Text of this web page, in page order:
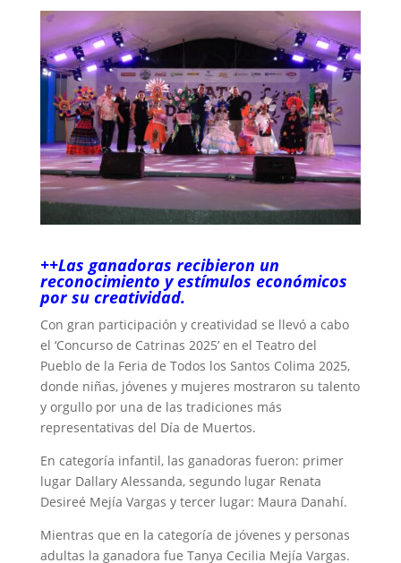
++Las ganadoras recibieron un
reconocimiento y estímulos económicos
por su creatividad.
Con gran participación y creatividad se llevó a cabo
el ‘Concurso de Catrinas 2025’ en el Teatro del
Pueblo de la Feria de Todos los Santos Colima 2025,
donde niñas, jóvenes y mujeres mostraron su talento
y orgullo por una de las tradiciones más
representativas del Día de Muertos.
En categoría infantil, las ganadoras fueron: primer
lugar Dallary Alessanda, segundo lugar Renata
Desireé Mejía Vargas y tercer lugar: Maura Danahí.
Mientras que en la categoría de jóvenes y personas
adultas la ganadora fue Tanya Cecilia Mejía Vargas.